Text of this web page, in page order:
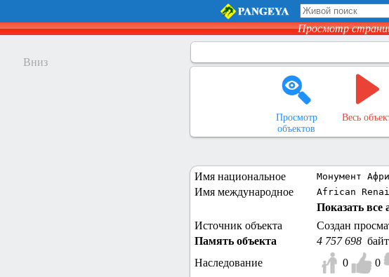
Просмотр
Просмотр
объектов
Весь
Имя национальное
Монумент
Имя международное African
Показать все
Источник объекта
Создан
Память объекта
4 757 698 байт
Наследование
0 0
Вниз